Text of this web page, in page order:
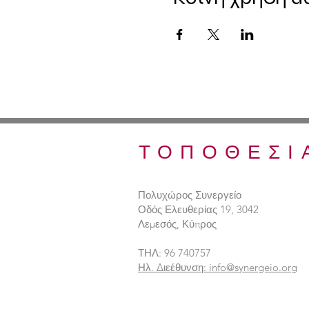
Πολυχώρος Συνεργείο
Οδός Ελευθερίας 19, 3042
Λεμεσός, Κύπρος
ΤΗΛ: 96 740757
Ηλ. Διεέθυνση: info@synergeio.org